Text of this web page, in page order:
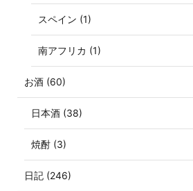
スペイン (1)
南アフリカ (1)
お酒 (60)
日本酒 (38)
焼酎 (3)
日記 (246)